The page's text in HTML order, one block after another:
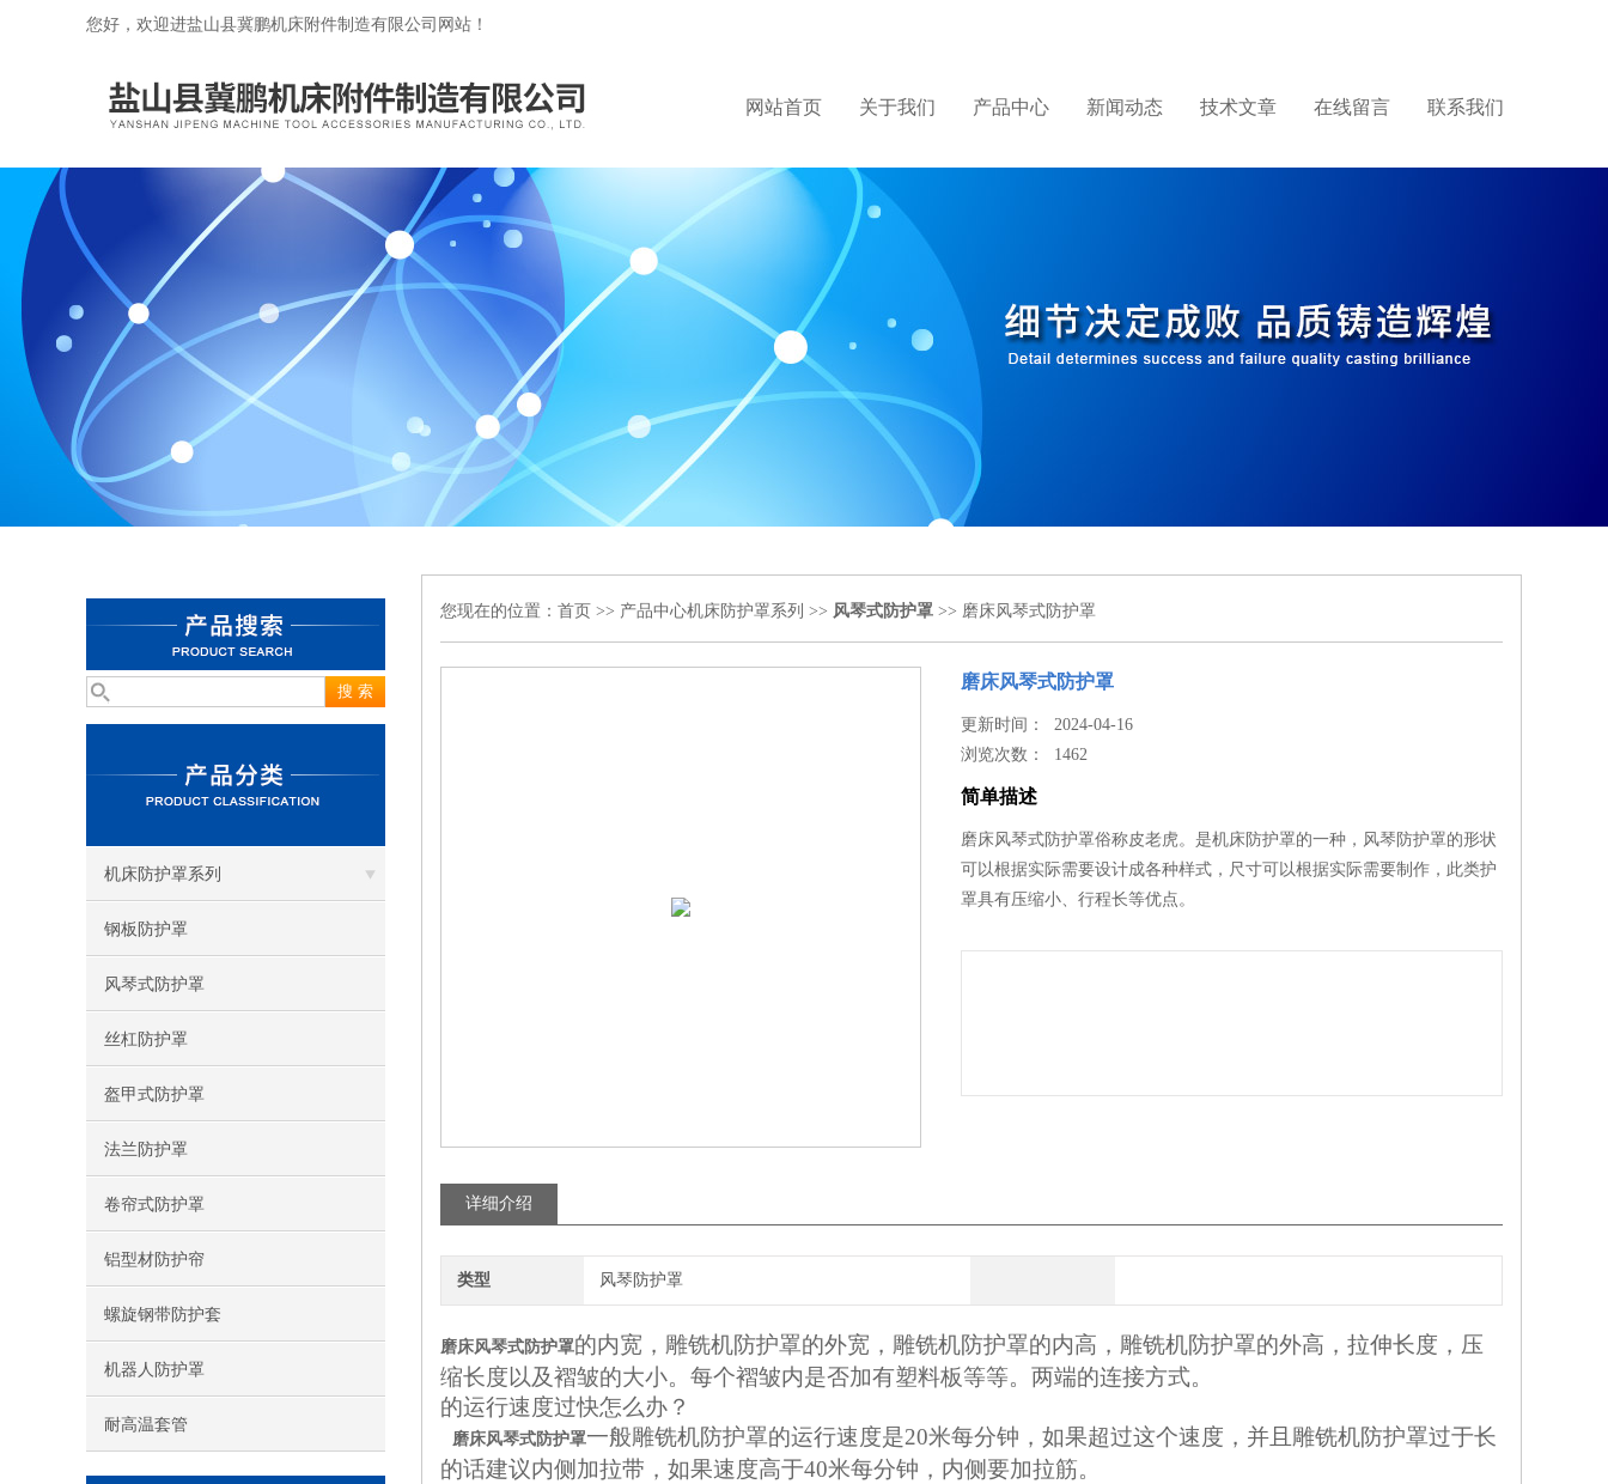
您好，欢迎进盐山县冀鹏机床附件制造有限公司网站！
网站首页 关于我们 产品中心 新闻动态 技术文章 在线留言 联系我们
机床防护罩系列
钢板防护罩
风琴式防护罩
丝杠防护罩
盔甲式防护罩
法兰防护罩
卷帘式防护罩
铝型材防护帘
螺旋钢带防护套
机器人防护罩
耐高温套管
您现在的位置： 首页 >> 产品中心机床防护罩系列 >> 风琴式防护罩 >> 磨床风琴式防护罩
磨床风琴式防护罩
更新时间： 2024-04-16
浏览次数： 1462
简单描述
磨床风琴式防护罩俗称皮老虎。是机床防护罩的一种，风琴防护罩的形状
可以根据实际需要设计成各种样式，尺寸可以根据实际需要制作，此类护
罩具有压缩小、行程长等优点。
详细介绍
类型 风琴防护罩
磨床风琴式防护罩的内宽，雕铣机防护罩的外宽，雕铣机防护罩的内高，雕铣机防护罩的外高，拉伸长度，压
缩长度以及褶皱的大小。每个褶皱内是否加有塑料板等等。两端的连接方式。
的运行速度过快怎么办？
磨床风琴式防护罩一般雕铣机防护罩的运行速度是20米每分钟，如果超过这个速度，并且雕铣机防护罩过于长
的话建议内侧加拉带，如果速度高于40米每分钟，内侧要加拉筋。